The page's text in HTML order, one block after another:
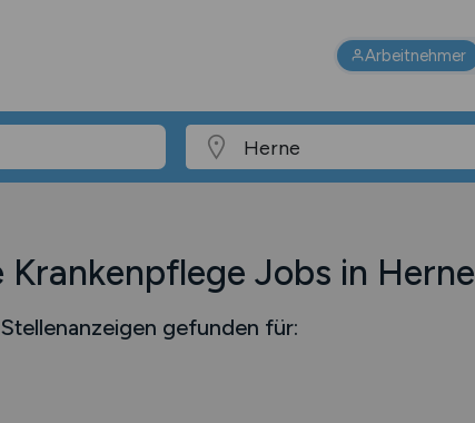
Arbeitnehmer
Krankenpflege Jobs in Herne
gefunden für: